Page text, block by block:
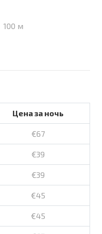
100 м
Цена за ночь
€67
€39
€39
€45
€45